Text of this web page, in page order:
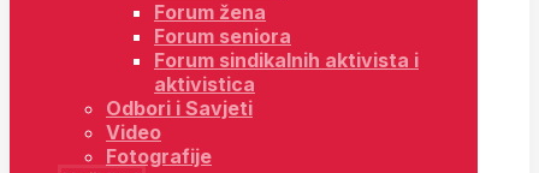
Forum žena
Forum seniora
Forum sindikalnih aktivista i
aktivistica
Odbori i Savjeti
Video
Fotografije